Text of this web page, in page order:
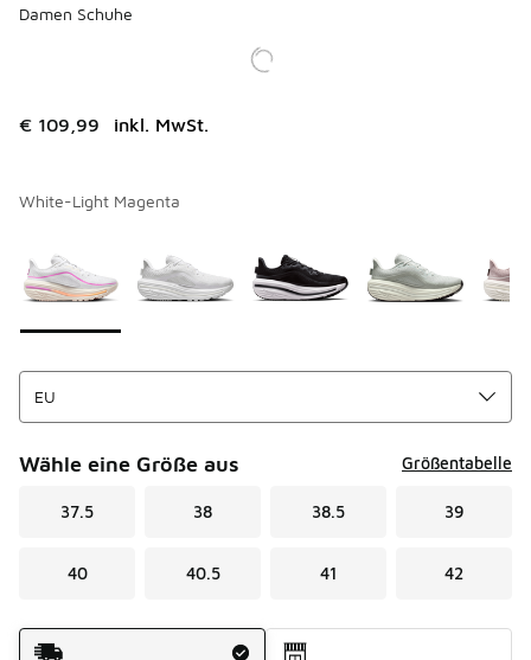
Damen Schuhe
€ 109,99 inkl. MwSt.
White-Light Magenta
Wähle eine Größe aus Größentabelle
37.5 38 38.5 39
40 40.5 41 42
Versandart